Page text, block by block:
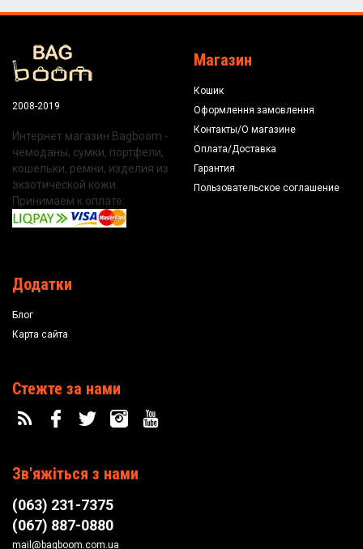
2008-2019
Интернет магазин Bagboom -
чемоданы, сумки, портфели,
кошельки, ремни, изделия из
экзотической кожи.
Принимаем к оплате:
Магазин
Кошик
Оформлення замовлення
Контакты/О магазине
Оплата/Доставка
Гарантия
Пользовательское соглашение
Додатки
Блог
Карта сайта
Стежте за нами
Зв'яжіться з нами
(063) 231-7375
(067) 887-0880
mail@bagboom.com.ua